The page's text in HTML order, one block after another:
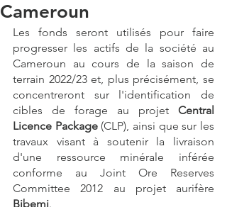
Cameroun
Les fonds seront utilisés pour faire
progresser les actifs de la société au
Cameroun au cours de la saison de
terrain 2022/23 et, plus précisément, se
concentreront sur l'identification de
cibles de forage au projet Central
Licence Package (CLP), ainsi que sur les
travaux visant à soutenir la livraison
d'une ressource minérale inférée
conforme au Joint Ore Reserves
Committee 2012 au projet aurifère
Bibemi.